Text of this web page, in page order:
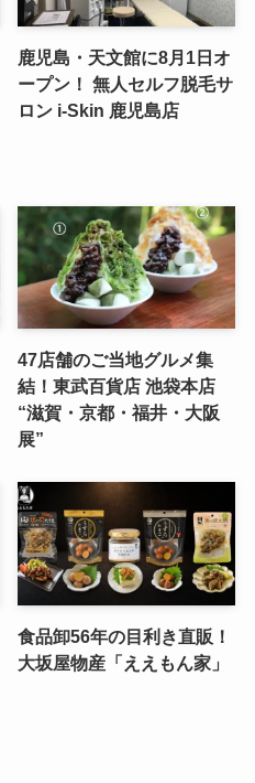
鹿児島・天文館に8月1日オ
ープン！ 無人セルフ脱毛サ
ロン i-Skin 鹿児島店
47店舗のご当地グルメ集
結！東武百貨店 池袋本店
“滋賀・京都・福井・大阪
展”
食品卸56年の目利き直販！
大坂屋物産「ええもん家」